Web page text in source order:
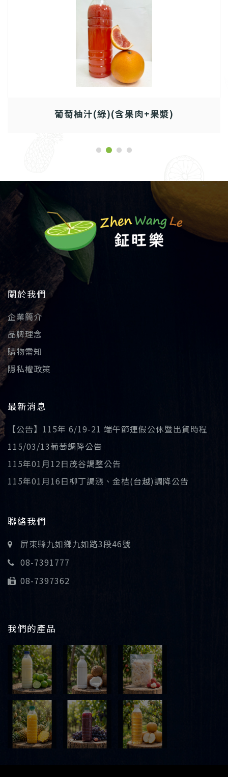
葡萄柚汁(綠)(含果肉+果漿)
關於我們
企業簡介
品牌理念
購物需知
隱私權政策
最新消息
【公告】115年 6/19-21 端午節連假公休暨出貨時程
115/03/13葡萄調降公告
115年01月12日茂谷調整公告
115年01月16日柳丁調漲、金桔(台越)調降公告
聯絡我們
屏東縣九如鄉九如路3段46號
08-7391777
08-7397362
我們的產品